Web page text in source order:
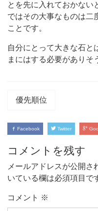
とを先に入れておかない
ではその大事なものは二
ことです。
自分にとって大きな石と
まにはする必要がありそ
優先順位
Facebook Twitter
コメントを残す
メールアドレスが公開さ
いている欄は必須項目で
コメント ※